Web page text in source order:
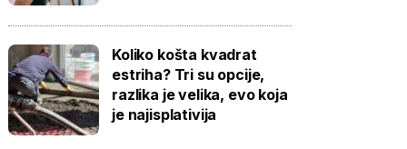
Koliko košta kvadrat
estriha? Tri su opcije,
razlika je velika, evo koja
je najisplativija